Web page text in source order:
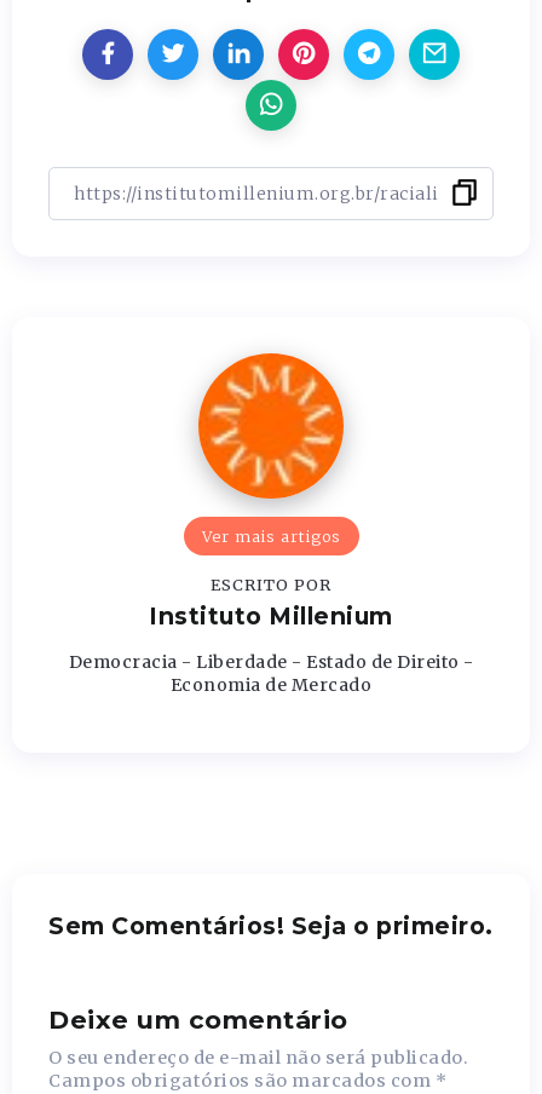
Ver mais artigos
ESCRITO POR
Instituto Millenium
Democracia - Liberdade - Estado de Direito -
Economia de Mercado
Sem Comentários! Seja o primeiro.
Deixe um comentário
O seu endereço de e-mail não será publicado.
Campos obrigatórios são marcados com *